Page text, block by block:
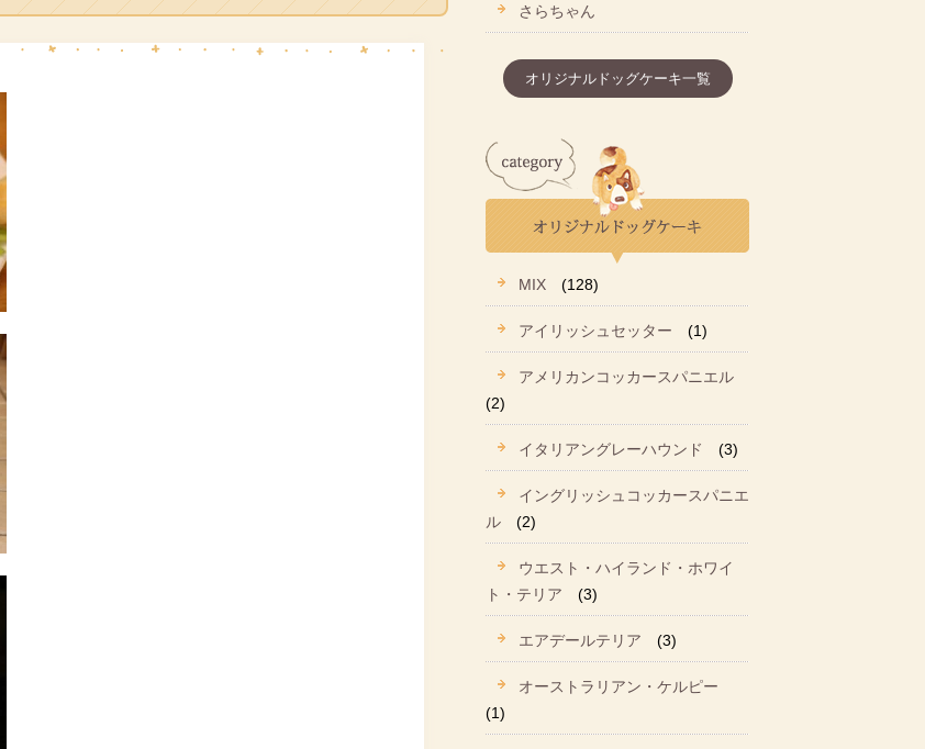
さらちゃん
オリジナルドッグケーキ一覧
MIX (128)
アイリッシュセッター (1)
アメリカンコッカースパニエル
(2)
イタリアングレーハウンド (3)
イングリッシュコッカースパニエ
ル
(2)
ウエスト・ハイランド・ホワイ
ト・テリア
(3)
エアデールテリア (3)
オーストラリアン・ケルピー
(1)